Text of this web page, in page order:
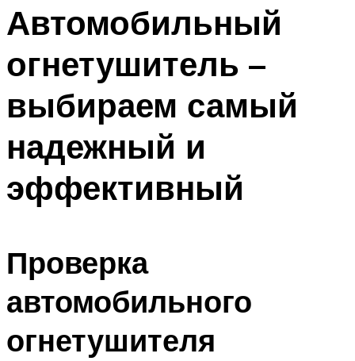
Автомобильный
огнетушитель –
выбираем самый
надежный и
эффективный
Проверка
автомобильного
огнетушителя